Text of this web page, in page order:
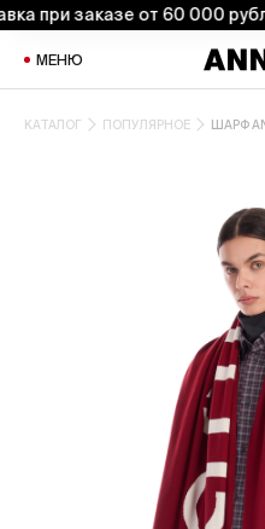
при заказе от 60 000 рублей
МЕНЮ
КАТАЛОГ ПОПУЛЯРНОЕ ШАРФ